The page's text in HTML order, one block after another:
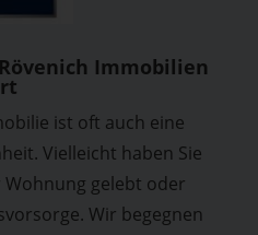
Immobilien
ist oft auch eine
Vielleicht haben Sie
gelebt oder
Wir begegnen